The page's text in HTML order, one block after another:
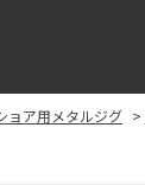
ョア用メタルジグ >